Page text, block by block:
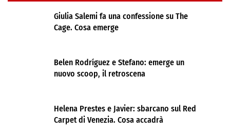
Giulia Salemi fa una confessione su The
Cage. Cosa emerge
Belen Rodríguez e Stefano: emerge un
nuovo scoop, il retroscena
Helena Prestes e Javier: sbarcano sul Red
Carpet di Venezia. Cosa accadrà